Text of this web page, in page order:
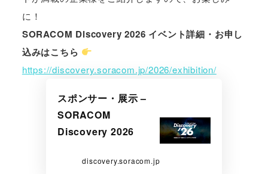
に！
SORACOM Discovery 2026 イベント詳細・お申し
込みはこちら
https://discovery.soracom.jp/2026/exhibition/
スポンサー・展示 –
SORACOM
Discovery 2026
discovery.soracom.jp